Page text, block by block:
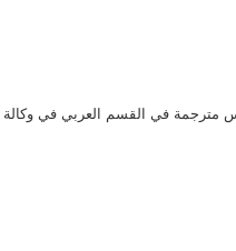
في القسم العربي في وكالة